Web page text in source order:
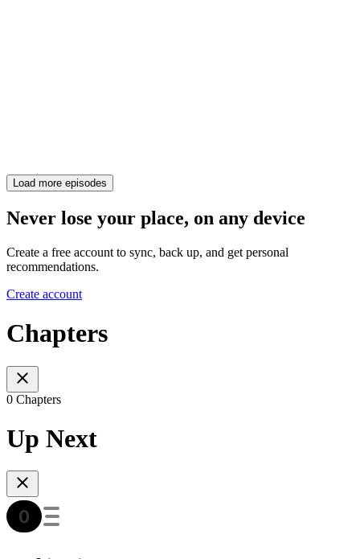
Load more episodes
Never lose your place, on any device
Create a free account to sync, back up, and get personal
recommendations.
Create account
Chapters
0 Chapters
Up Next